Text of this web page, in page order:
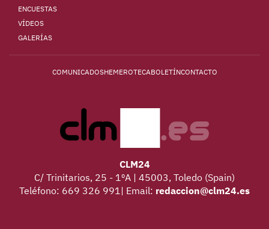
ENCUESTAS
VÍDEOS
GALERÍAS
COMUNICADOSHEMEROTECABOLETÍNCONTACTO
CLM24
C/ Trinitarios, 25 - 1ºA | 45003, Toledo (Spain)
Teléfono: 669 326 991| Email: redaccion@clm24.es